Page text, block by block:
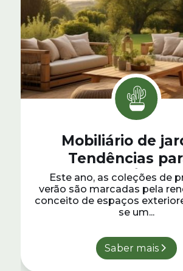
Mobiliário de
Tendências
primavera/verão
Este ano, as coleções de
verão são marcadas pela
conceito de espaços
se um...
Saber mais